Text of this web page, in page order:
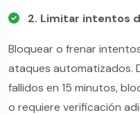
2. Limitar intentos
Bloquear o frenar
ataques automatizados.
fallidos en 15 minutos,
o requiere verificación